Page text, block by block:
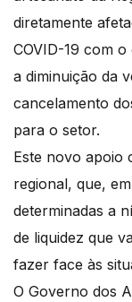
diretamente
COVID-19 com
a diminuição da
cancelamento
para o setor.
Este novo apoio
regional, que,
determinadas a
de liquidez que
fazer face às
O Governo dos